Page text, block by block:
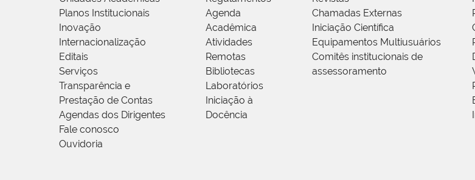
Planos Institucionais
Inovação
Internacionalização
Editais
Serviços
Transparência e
Prestação de Contas
Agendas dos Dirigentes
Fale conosco
Ouvidoria
Agenda
Acadêmica
Atividades
Remotas
Bibliotecas
Laboratórios
Iniciação à
Docência
Chamadas Externas
Iniciação Científica
Equipamentos Multiusuários
Comitês institucionais de
assessoramento